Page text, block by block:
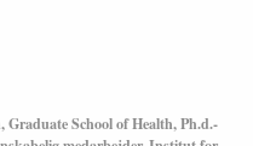
Graduate School of Health, Ph.d.-